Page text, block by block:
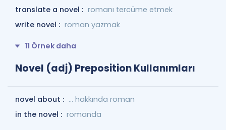
translate a novel : romanı tercüme etmek
write novel : roman yazmak
11 Örnek daha
Novel (adj) Preposition Kullanımları
novel about : ... hakkında roman
in the novel : romanda